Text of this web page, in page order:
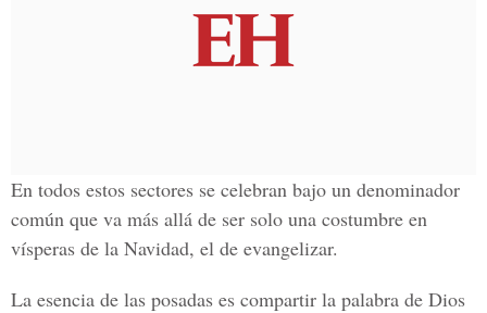
En todos estos sectores se celebran bajo un denominador
común que va más allá de ser solo una costumbre en
vísperas de la Navidad, el de evangelizar.
La esencia de las posadas es compartir la palabra de Dios